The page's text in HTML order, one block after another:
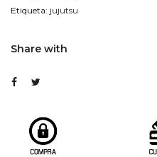
Etiqueta: jujutsu
Share with